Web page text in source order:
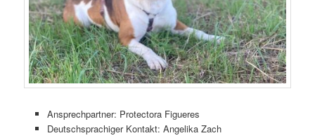
Ansprechpartner: Protectora Figueres
Deutschsprachiger Kontakt: Angelika Zach